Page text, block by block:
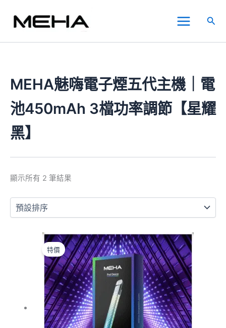
要
Menu
搜
MEHA魅嗨電子煙五代主機｜電
池450mAh 3檔功率調節【星耀
黑】
顯示所有 2 筆結果
特價
原
始
價
格：
NT$800.00。
目
前
NT$600.00。
此
產
品
有
多
種
款
式。